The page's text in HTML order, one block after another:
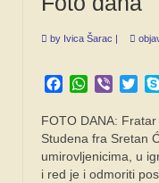
by Ivica Šarac
Facebook
WhatsApp
Viber
FOTO DANA:
Studena fra Sretan
umirovljenicima, u
i red je i odmoriti